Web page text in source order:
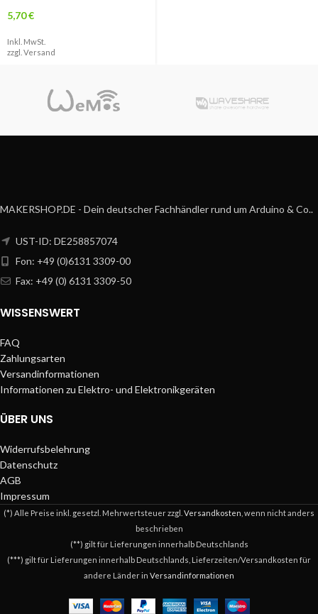
5,70€
Inkl. MwSt.
zzgl. Versand
MAKERSHOP.DE - Dein deutscher Fachhändler rund um Arduino & Co..
UST-ID: DE258857074
Fon: +49 (0)6131 3309-00
Fax: +49 (0) 6131 3309-50
WISSENSWERT
FAQ
Zahlungsarten
Versandinformationen
Informationen zu Elektro- und Elektronikgeräten
ÜBER UNS
Widerrufsbelehrung
Datenschutz
AGB
Impressum
(*) Alle Preise inkl. gesetzl. Mehrwertsteuer zzgl. Versandkosten , wenn nicht anders
beschrieben
(**) gilt für Lieferungen innerhalb Deutschlands
(***) gilt für Lieferungen innerhalb Deutschlands, Lieferzeiten/Versandkosten für
andere Länder in Versandinformationen